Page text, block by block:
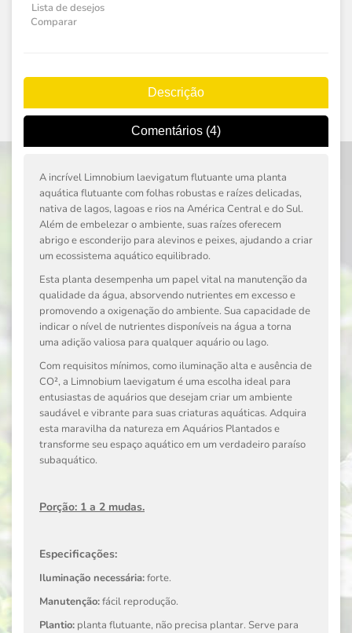
Lista de desejos
Comparar
Descrição
Comentários (4)
A incrível Limnobium laevigatum flutuante uma planta
aquática flutuante com folhas robustas e raízes delicadas,
nativa de lagos, lagoas e rios na América Central e do Sul.
Além de embelezar o ambiente, suas raízes oferecem
abrigo e esconderijo para alevinos e peixes, ajudando a criar
um ecossistema aquático equilibrado.
Esta planta desempenha um papel vital na manutenção da
qualidade da água, absorvendo nutrientes em excesso e
promovendo a oxigenação do ambiente. Sua capacidade de
indicar o nível de nutrientes disponíveis na água a torna
uma adição valiosa para qualquer aquário ou lago.
Com requisitos mínimos, como iluminação alta e ausência de
CO², a Limnobium laevigatum é uma escolha ideal para
entusiastas de aquários que desejam criar um ambiente
saudável e vibrante para suas criaturas aquáticas. Adquira
esta maravilha da natureza em Aquários Plantados e
transforme seu espaço aquático em um verdadeiro paraíso
subaquático.
Porção: 1 a 2 mudas.
Especificações:
Iluminação necessária:forte.
Manutenção:fácil reprodução.
Plantio: planta flutuante, não precisa plantar. Serve para